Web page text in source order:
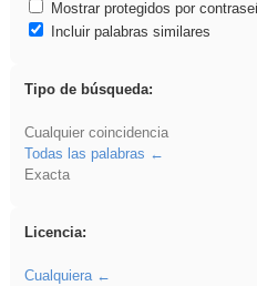
Mostrar protegidos por
Incluir palabras similares
Tipo de búsqueda:
Cualquier coincidencia
Todas las palabras
Exacta
Licencia:
Cualquiera